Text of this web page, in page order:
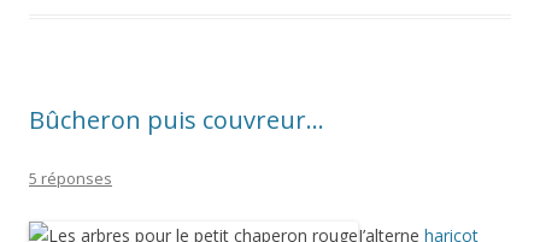
Bûcheron puis couvreur…
5 réponses
J’alterne haricot